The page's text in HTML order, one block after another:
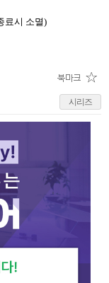
료시 소멸)
시리즈